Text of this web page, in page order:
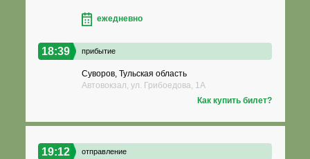
ежедневно
18:39 прибытие
Суворов, Тульская область
Автовокзал, ул. Грибоедова, 1А
Как купить билет?
19:12 отправление